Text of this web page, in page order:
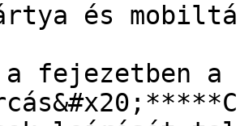
és
a fejezetben a